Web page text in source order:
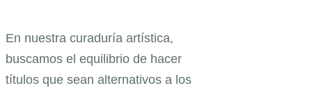
En nuestra curaduría artística,
buscamos el equilibrio de hacer
títulos que sean alternativos a los